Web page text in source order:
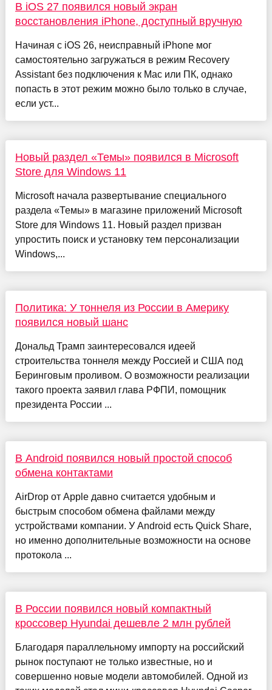
В iOS 27 появился новый экран
восстановления iPhone, доступный вручную
Начиная с iOS 26, неисправный iPhone мог
самостоятельно загружаться в режим Recovery
Assistant без подключения к Mac или ПК, однако
попасть в этот режим можно было только в случае,
если уст...
Новый раздел «Темы» появился в Microsoft
Store для Windows 11
Microsoft начала развертывание специального
раздела «Темы» в магазине приложений Microsoft
Store для Windows 11. Новый раздел призван
упростить поиск и установку тем персонализации
Windows,...
Политика: У тоннеля из России в Америку
появился новый шанс
Дональд Трамп заинтересовался идеей
строительства тоннеля между Россией и США под
Беринговым проливом. О возможности реализации
такого проекта заявил глава РФПИ, помощник
президента России ...
В Android появился новый простой способ
обмена контактами
AirDrop от Apple давно считается удобным и
быстрым способом обмена файлами между
устройствами компании. У Android есть Quick Share,
но именно дополнительные возможности на основе
протокола ...
В России появился новый компактный
кроссовер Hyundai дешевле 2 млн рублей
Благодаря параллельному импорту на российский
рынок поступают не только известные, но и
совершенно новые модели автомобилей. Одной из